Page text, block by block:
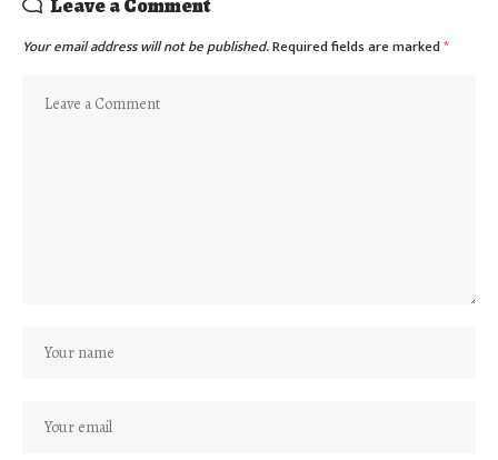
Leave a Comment
Your email address will not be published.Required fields are marked*